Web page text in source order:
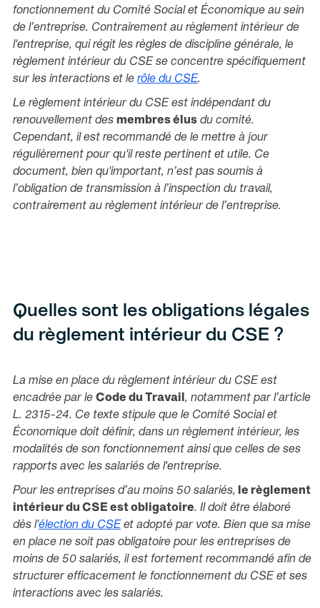
fonctionnement du Comité Social et Économique au sein
de l’entreprise. Contrairement au règlement intérieur de
l'entreprise, qui régit les règles de discipline générale, le
règlement intérieur du CSE se concentre spécifiquement
sur les interactions et le rôle du CSE.
Le règlement intérieur du CSE est indépendant du
renouvellement des membres élus du comité.
Cependant, il est recommandé de le mettre à jour
régulièrement pour qu'il reste pertinent et utile. Ce
document, bien qu'important, n’est pas soumis à
l’obligation de transmission à l’inspection du travail,
contrairement au règlement intérieur de l’entreprise.
Quelles sont les obligations légales
du règlement intérieur du CSE ?
La mise en place du règlement intérieur du CSE est
encadrée par le Code du Travail , notamment par l’article
L. 2315-24. Ce texte stipule que le Comité Social et
Économique doit définir, dans un règlement intérieur, les
modalités de son fonctionnement ainsi que celles de ses
rapports avec les salariés de l'entreprise.
Pour les entreprises d’au moins 50 salariés, le règlement
intérieur du CSE est obligatoire. Il doit être élaboré
dès l'élection du CSE et adopté par vote. Bien que sa mise
en place ne soit pas obligatoire pour les entreprises de
moins de 50 salariés, il est fortement recommandé afin de
structurer efficacement le fonctionnement du CSE et ses
interactions avec les salariés.